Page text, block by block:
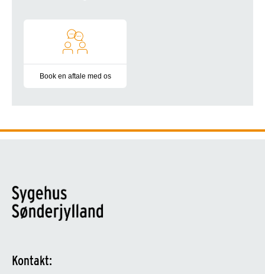
Book en aftale med os
Kontakt: